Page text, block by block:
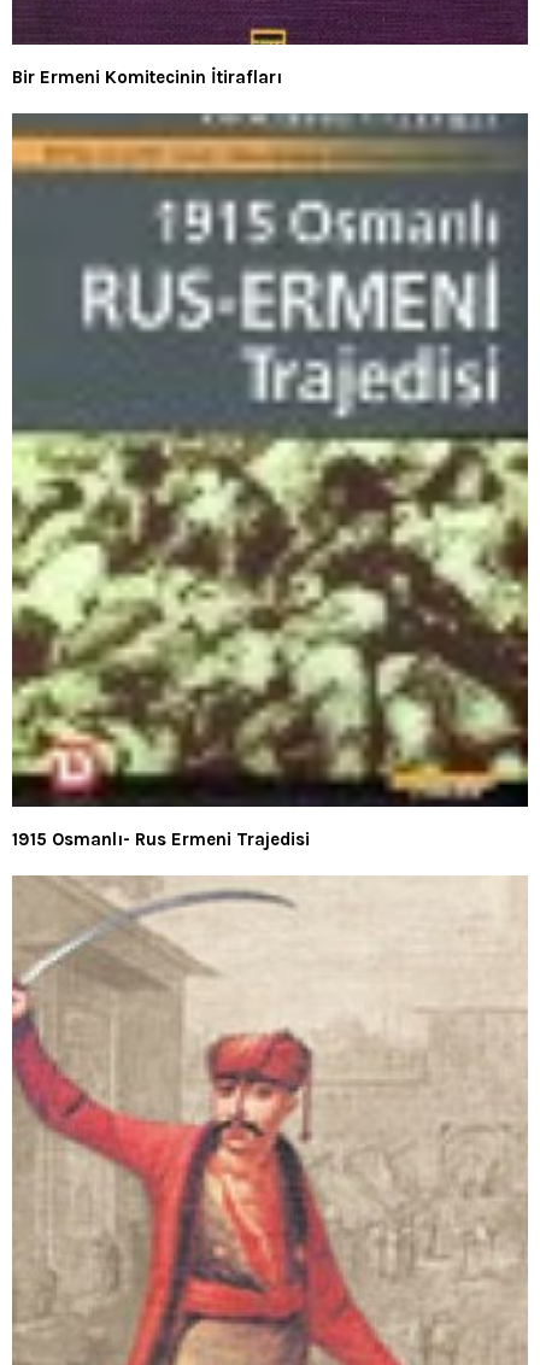
Bir Ermeni Komitecinin İtirafları
1915 Osmanlı- Rus Ermeni Trajedisi